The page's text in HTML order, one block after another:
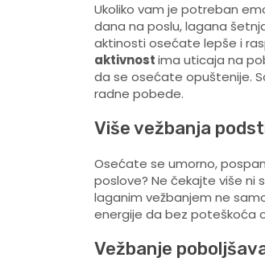
Ukoliko vam je potreban
dana na poslu, lagana
aktinosti osećate lepše i
aktivnostima uticaja na
da se osećate opuštenije.
radne pobede.
Više vežbanja
Osećate se umorno,
poslove? Ne čekajte više ni
laganim vežbanjem ne
energije da bez poteškoća
Vežbanje